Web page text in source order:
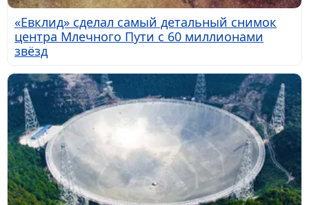
«Евклид» сделал самый детальный снимок
центра Млечного Пути с 60 миллионами
звёзд